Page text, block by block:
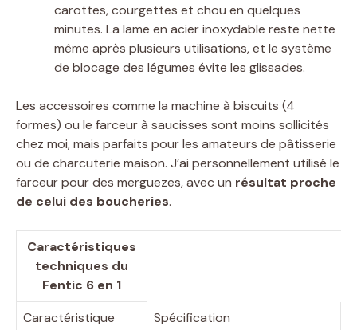
carottes, courgettes et chou en quelques
minutes. La lame en acier inoxydable reste nette
même après plusieurs utilisations, et le système
de blocage des légumes évite les glissades.
Les accessoires comme la machine à biscuits (4
formes) ou le farceur à saucisses sont moins sollicités
chez moi, mais parfaits pour les amateurs de pâtisserie
ou de charcuterie maison. J’ai personnellement utilisé le
farceur pour des merguezes, avec un résultat proche
de celui des boucheries.
Caractéristiques
techniques du
Fentic 6 en 1
Caractéristique
Spécification